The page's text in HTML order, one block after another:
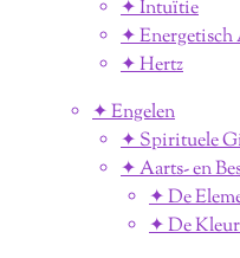
✦ Intuïtie
✦ Energetisch
✦ Hertz
✦ Engelen
✦ Spirituele
✦ Aarts- en
✦ De
✦ De